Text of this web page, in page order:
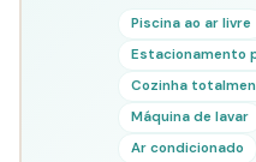
Piscina ao ar livre
Estacionamento
Cozinha
Máquina de lavar
Ar condicionado